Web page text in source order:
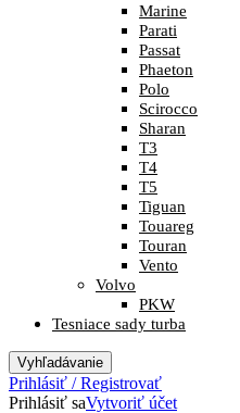
Marine
Parati
Passat
Phaeton
Polo
Scirocco
Sharan
T3
T4
T5
Tiguan
Touareg
Touran
Vento
Volvo
PKW
Tesniace sady turba
Vyhľadávanie
Prihlásiť / Registrovať
Prihlásiť saVytvoriť účet